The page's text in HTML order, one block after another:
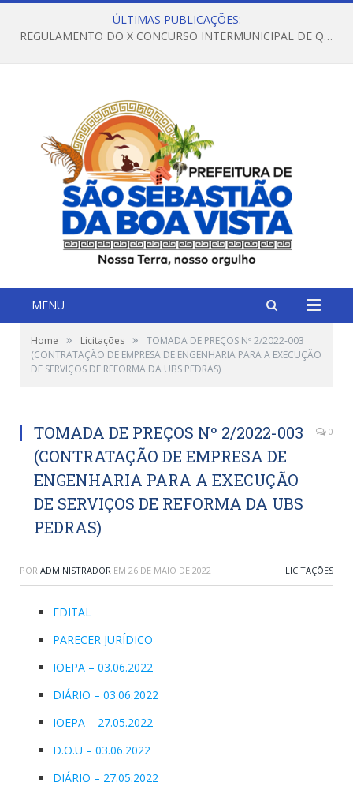
ÚLTIMAS PUBLICAÇÕES:
REGULAMENTO DO X CONCURSO INTERMUNICIPAL DE QUADRILHAS JUNINAS – 2026 – ARRAIÁ DA VENEZA
MENU
Home » Licitações »
TOMADA DE PREÇOS Nº 2/2022-003
(CONTRATAÇÃO DE EMPRESA DE ENGENHARIA PARA A EXECUÇÃO
DE SERVIÇOS DE REFORMA DA UBS PEDRAS)
TOMADA DE PREÇOS Nº 2/2022-003
(CONTRATAÇÃO DE EMPRESA DE
ENGENHARIA PARA A EXECUÇÃO
DE SERVIÇOS DE REFORMA DA UBS
PEDRAS)
0
POR ADMINISTRADOR EM 26 DE MAIO DE 2022 LICITAÇÕES
EDITAL
PARECER JURÍDICO
IOEPA – 03.06.2022
DIÁRIO – 03.06.2022
IOEPA – 27.05.2022
D.O.U – 03.06.2022
DIÁRIO – 27.05.2022